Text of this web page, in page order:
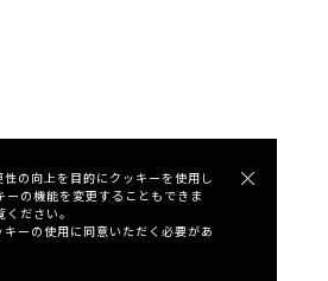
の向上を目的にクッキーを使用し
ーの機能を変更することもできま
ください。
ーの使用に同意いただく必要があ